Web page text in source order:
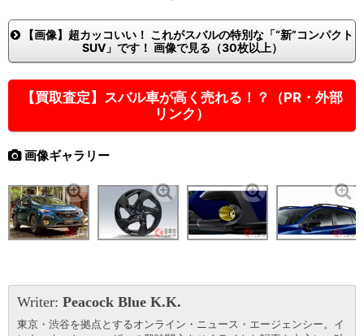
【画像】超カッコいい！ これがスバルの特別な「“新”コンパクト
SUV」です！ 画像で見る（30枚以上）
【買取査定】スバル車が高く売れる！？（PR・外部
リンク）
画像ギャラリー
Writer: Peacock Blue K.K.
東京・渋谷を拠点とするオンライン・ニュース・エージェンシー。イ